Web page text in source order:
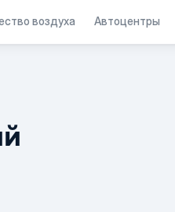
воздуха Автоцентры